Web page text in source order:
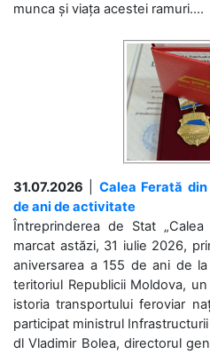
munca și viața acestei ramuri....
31.07.2026
Calea Ferată
de ani de activitate
Întreprinderea de Stat
marcat astăzi, 31 iulie 2026,
aniversarea a 155 de ani de
teritoriul Republicii Moldova,
istoria transportului feroviar
participat ministrul
dl Vladimir Bolea, directorul